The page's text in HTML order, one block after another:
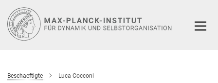
Hauptinhalt
Beschaeftigte Luca Cocconi